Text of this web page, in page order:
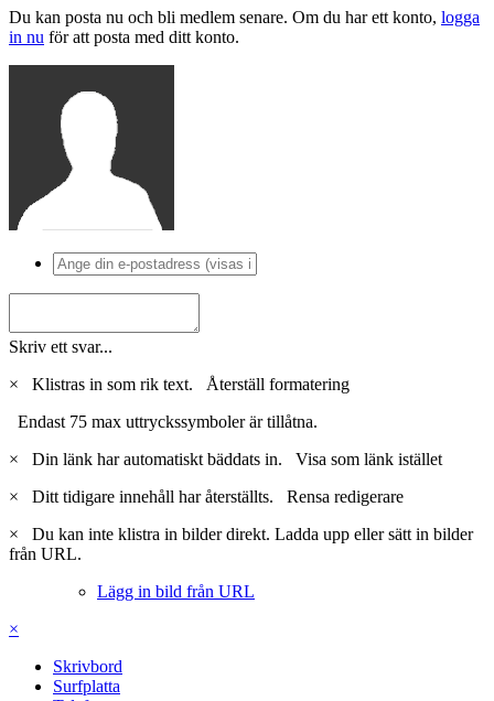
Du kan posta nu och bli medlem senare. Om du har ett konto, logga
in nu för att posta med ditt konto.
Skriv ett svar...
×
Klistras in som rik text. Återställ formatering
Endast 75 max uttryckssymboler är tillåtna.
×
Din länk har automatiskt bäddats in. Visa som länk istället
×
Ditt tidigare innehåll har återställts. Rensa redigerare
×
Du kan inte klistra in bilder direkt. Ladda upp eller sätt in bilder
från URL.
Lägg in bild från URL
×
Skrivbord
Surfplatta